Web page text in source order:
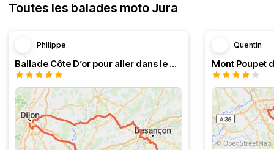
Toutes les balades moto Jura
Philippe
Ballade Côte D’or pour aller dans le Doubs
Quentin
Mont Poupet